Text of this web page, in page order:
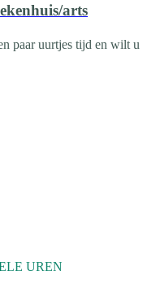
arts
paar uurtjes tijd en wilt u
UREN